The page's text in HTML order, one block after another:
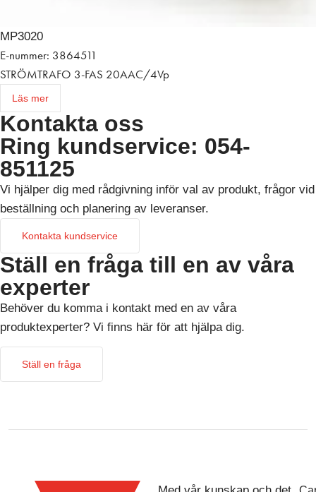
MP3020
E-nummer: 3864511
STRÖMTRAFO 3-FAS 20AAC/4Vp
Läs mer
Kontakta oss
Ring kundservice: 054-
851125
Vi hjälper dig med rådgivning inför val av produkt, frågor vid
beställning och planering av leveranser.
Kontakta kundservice
Ställ en fråga till en av våra
experter
Behöver du komma i kontakt med en av våra
produktexperter? Vi finns här för att hjälpa dig.
Ställ en fråga